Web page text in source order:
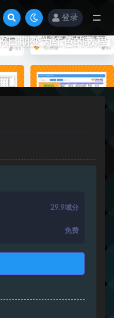
登录
日期变为红色的教程
29.9域分
免费